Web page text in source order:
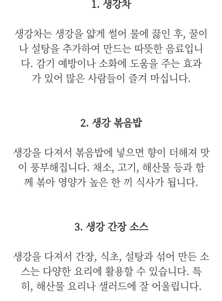
1. 생강차
생강차는 생강을 얇게 썰어 물에 끓인 후, 꿀이
나 설탕을 추가하여 만드는 따뜻한 음료입니
다. 감기 예방이나 소화에 도움을 주는 효과
가 있어 많은 사람들이 즐겨 마십니다.
2. 생강 볶음밥
생강을 다져서 볶음밥에 넣으면 향이 더해져 맛
이 풍부해집니다. 채소, 고기, 해산물 등과 함
께 볶아 영양가 높은 한 끼 식사가 됩니다.
3. 생강 간장 소스
생강을 다져서 간장, 식초, 설탕과 섞어 만든 소
스는 다양한 요리에 활용할 수 있습니다. 특
히, 해산물 요리나 샐러드에 잘 어울립니다.